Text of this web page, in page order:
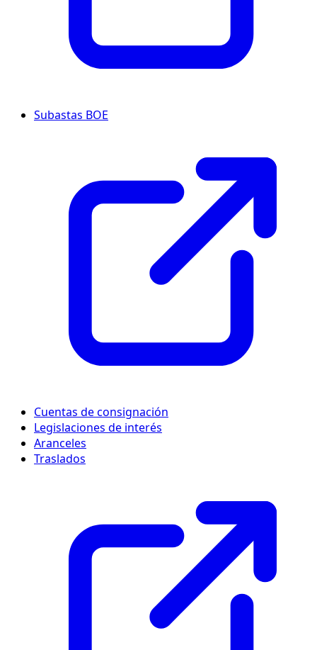
Subastas BOE
Cuentas de consignación
Legislaciones de interés
Aranceles
Traslados